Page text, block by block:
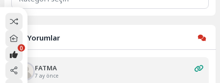
Son Yorumlar
FATMA
7 ay önce
0